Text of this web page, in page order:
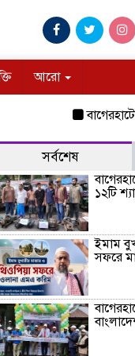
আরো
বাগেরহাটে
সর্বশেষ
১২টি
ইমাম
সফরে